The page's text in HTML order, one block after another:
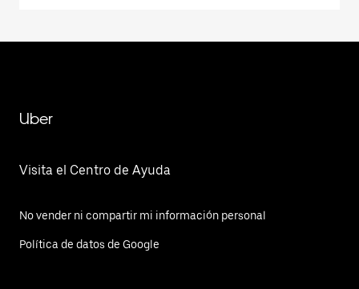
Uber
Visita el Centro de Ayuda
No vender ni compartir mi información personal
Política de datos de Google